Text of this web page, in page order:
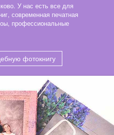
У нас есть все для
современная печатная
профессиональные
фотокнигу